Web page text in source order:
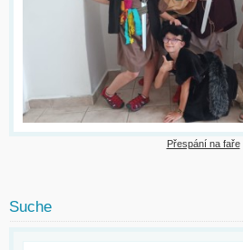
Přespání na faře
Suche